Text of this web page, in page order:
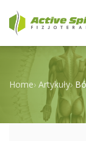
Home› Artykuły›